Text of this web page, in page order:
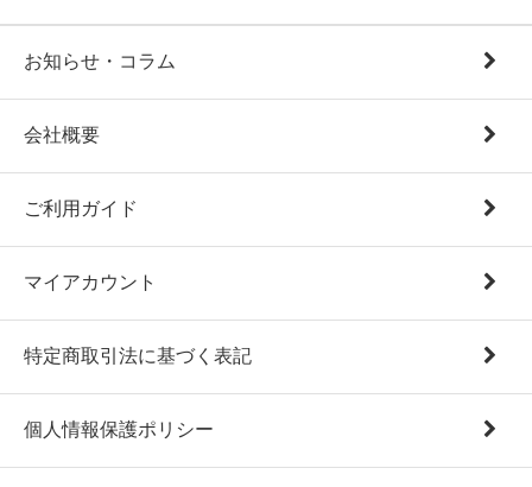
お知らせ・コラム
会社概要
ご利用ガイド
マイアカウント
特定商取引法に基づく表記
個人情報保護ポリシー